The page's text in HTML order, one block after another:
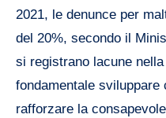
2021, le denunce per
del 20%, secondo il
si registrano lacune
fondamentale sviluppare
rafforzare la